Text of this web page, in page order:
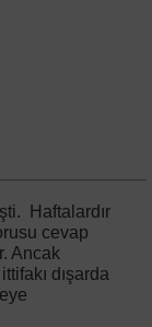
Haftalardır
cevap
Ancak
dışarda